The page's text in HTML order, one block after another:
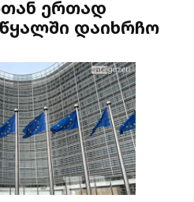
ერთად
დაიხრჩო